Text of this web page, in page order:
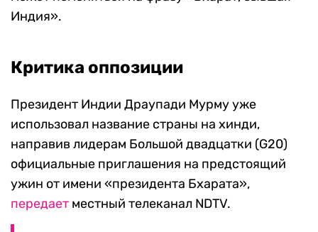
Индия».
Критика оппозиции
Президент Индии Драупади Мурму уже
использовал название страны на хинди,
направив лидерам Большой двадцатки (G20)
официальные приглашения на предстоящий
ужин от имени «президента Бхарата»,
передает местный телеканал NDTV.